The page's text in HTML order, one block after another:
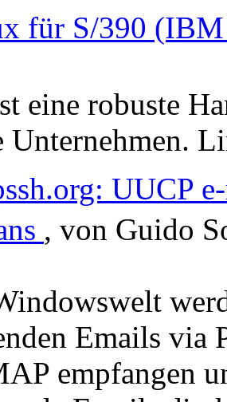
für S/390
eine robuste
Unternehmen.
UUCP
, von Guido
Emails via
empfangen